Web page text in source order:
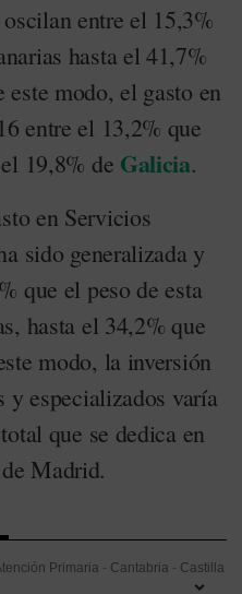
entre el 15,3%
hasta el 41,7%
modo, el gasto en
entre el 13,2% que
19,8% de Galicia.
en Servicios
sido generalizada y
que el peso de esta
hasta el 34,2% que
modo, la inversión
y especializados varía
que se dedica en
Madrid.
Primaria - Cantabria - Castilla